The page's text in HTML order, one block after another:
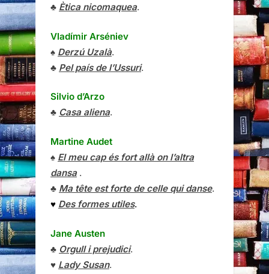
♣ Ètica nicomaquea.
Vladímir Arséniev
♠ Derzú Uzalà.
♣ Pel país de l’Ussuri.
Silvio d’Arzo
♣ Casa aliena.
Martine Audet
♠ El meu cap és fort allà on l’altra
dansa.
♣ Ma tête est forte de celle qui danse.
♥ Des formes utiles.
Jane Austen
♣ Orgull i prejudici.
♥ Lady Susan.